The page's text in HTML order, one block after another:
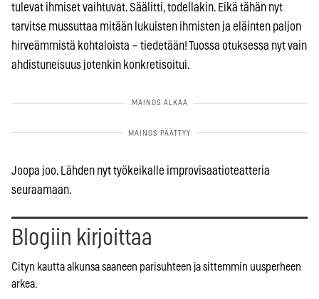
tulevat ihmiset vaihtuvat. Säälitti, todellakin. Eikä tähän nyt
tarvitse mussuttaa mitään lukuisten ihmisten ja eläinten paljon
hirveämmistä kohtaloista – tiedetään! Tuossa otuksessa nyt vain
ahdistuneisuus jotenkin konkretisoitui.
Joopa joo. Lähden nyt työkeikalle improvisaatioteatteria
seuraamaan.
Blogiin kirjoittaa
Cityn kautta alkunsa saaneen parisuhteen ja sittemmin uusperheen
arkea.